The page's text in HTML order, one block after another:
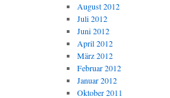
August 2012
Juli 2012
Juni 2012
April 2012
März 2012
Februar 2012
Januar 2012
Oktober 2011